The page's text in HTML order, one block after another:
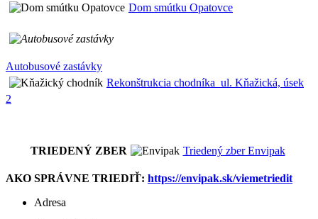
Dom smútku Opatovce
Autobusové zastávky
Rekonštrukcia chodníka_ul. Kňažická, úsek
2
TRIEDENÝ ZBER Triedený zber Envipak
AKO SPRÁVNE TRIEDIŤ: https://envipak.sk/viemetriedit
Adresa